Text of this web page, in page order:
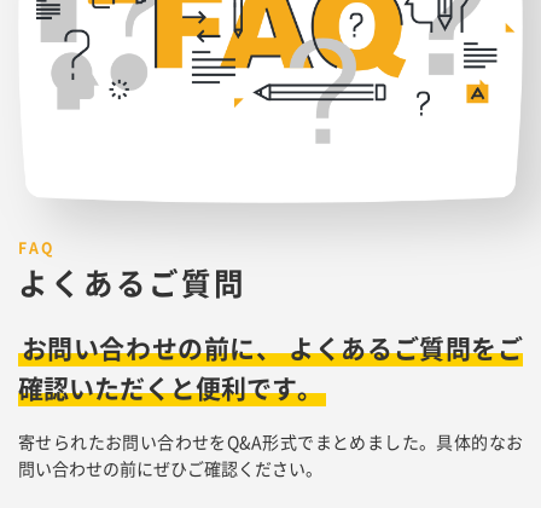
よくあるご質問
お問い合わせの前に、よくあるご質問をご
確認いただくと便利です。
寄せられたお問い合わせをQ&A形式でまとめました。具体的なお
問い合わせの前にぜひご確認ください。